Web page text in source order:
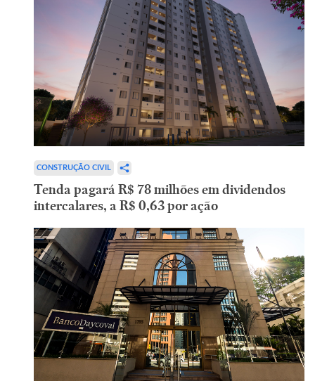
CONSTRUÇÃO CIVIL
Tenda pagará R$ 78 milhões em dividendos
intercalares, a R$ 0,63 por ação